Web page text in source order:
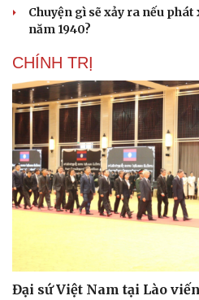
Chuyện gì sẽ xảy ra nếu
năm 1940?
CHÍNH TRỊ
Đại sứ Việt Nam tại Lào